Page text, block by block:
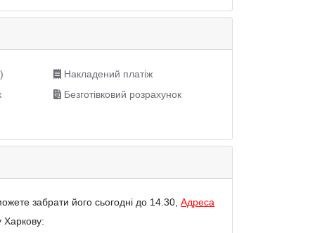
Накладений платіж
Безготівковий розрахунок
забрати його сьогодні до 14.30, Адреса
Харкову: